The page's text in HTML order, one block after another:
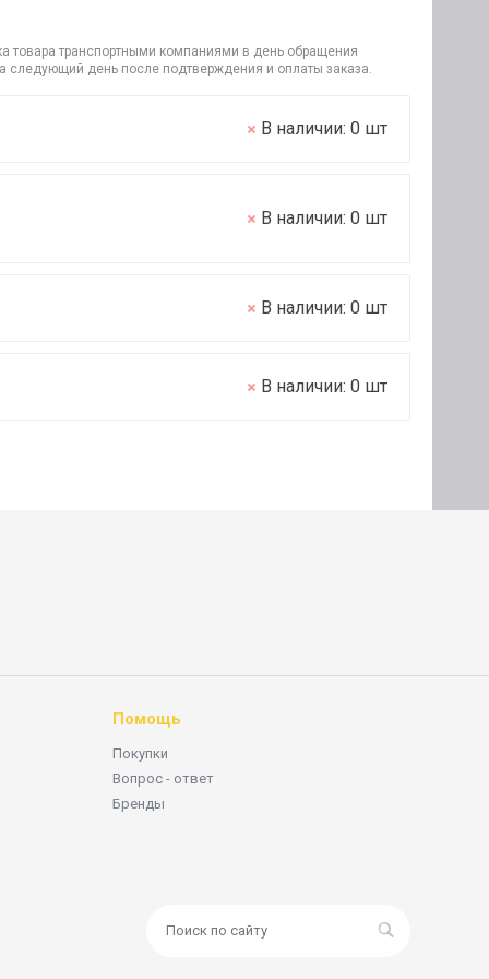
товара транспортными компаниями в день обращения
следующий день после подтверждения и оплаты заказа.
В наличии: 0 шт
В наличии: 0 шт
В наличии: 0 шт
В наличии: 0 шт
Помощь
Покупки
Вопрос - ответ
Бренды